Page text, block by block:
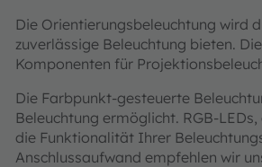
Die Orientierungsbeleuchtung wird
zuverlässige Beleuchtung bieten.
Komponenten für
Die Farbpunkt-gesteuerte
Beleuchtung ermöglicht. RGB-
die Funktionalität Ihrer
Anschlussaufwand empfehlen wir